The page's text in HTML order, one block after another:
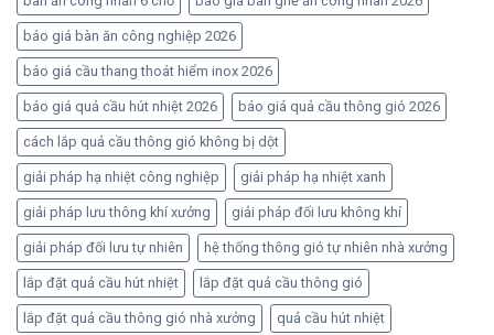
báo giá bàn ăn công nghiệp 2026
báo giá cầu thang thoát hiểm inox 2026
báo giá quả cầu hút nhiệt 2026 báo giá quả cầu thông gió 2026
cách lắp quả cầu thông gió không bị dột
giải pháp hạ nhiệt công nghiệp giải pháp hạ nhiệt xanh
giải pháp lưu thông khí xưởng giải pháp đối lưu không khí
giải pháp đối lưu tự nhiên hệ thống thông gió tự nhiên nhà xưởng
lắp đặt quả cầu hút nhiệt lắp đặt quả cầu thông gió
lắp đặt quả cầu thông gió nhà xưởng quả cầu hút nhiệt